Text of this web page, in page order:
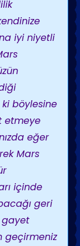
iyi niyetli
böylesine
etmeye
eğer
Mars
içinde
geri
gayet
geçirmeniz